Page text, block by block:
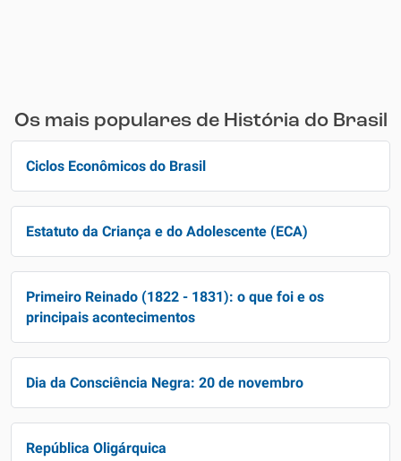
Os mais populares de História do Brasil
Ciclos Econômicos do Brasil
Estatuto da Criança e do Adolescente (ECA)
Primeiro Reinado (1822 - 1831): o que foi e os
principais acontecimentos
Dia da Consciência Negra: 20 de novembro
República Oligárquica